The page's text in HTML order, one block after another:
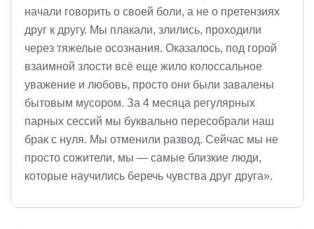
начали говорить о своей боли, а не о претензиях
друг к другу. Мы плакали, злились, проходили
через тяжелые осознания. Оказалось, под горой
взаимной злости всё еще жило колоссальное
уважение и любовь, просто они были завалены
бытовым мусором. За 4 месяца регулярных
парных сессий мы буквально пересобрали наш
брак с нуля. Мы отменили развод. Сейчас мы не
просто сожители, мы — самые близкие люди,
которые научились беречь чувства друг друга».